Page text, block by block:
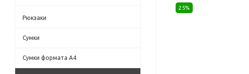
25%
Рюкзаки
Сумки
Сумки формата А4